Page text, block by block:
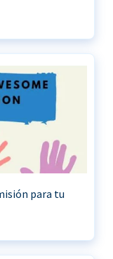
para tu